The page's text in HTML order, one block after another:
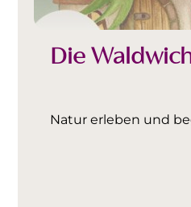
Die
Natur erleben und